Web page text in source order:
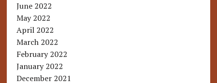
June 2022
May 2022
April 2022
March 2022
February 2022
January 2022
December 2021